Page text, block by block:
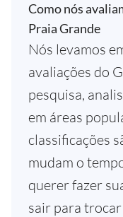
Como nós
Praia Grande
Nós levamos
avaliações do
pesquisa,
em áreas
classificações
mudam o
querer fazer
sair para